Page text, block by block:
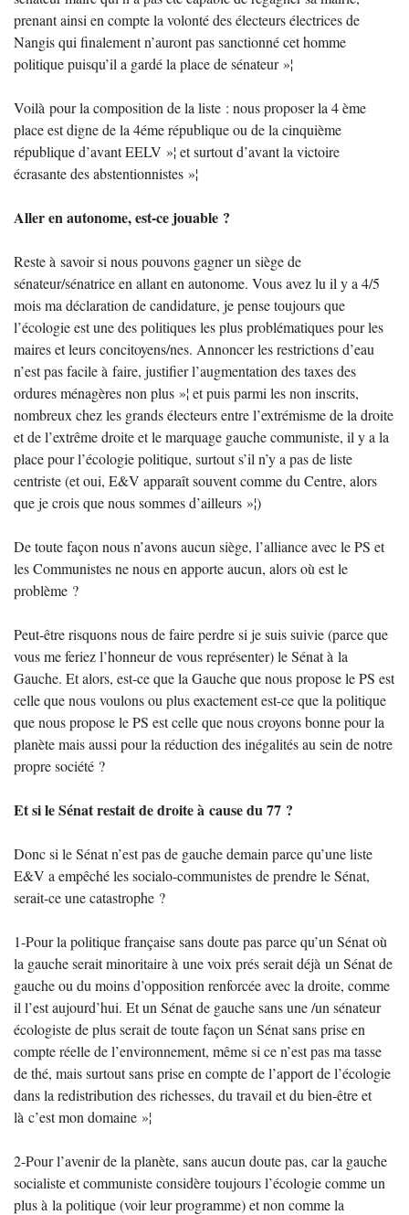
prenant ainsi en compte la volonté des électeurs électrices de
Nangis qui finalement n’auront pas sanctionné cet homme
politique puisqu’il a gardé la place de sénateur »¦
Voilà pour la composition de la liste : nous proposer la 4 ème
place est digne de la 4éme république ou de la cinquième
république d’avantEELV »¦ et surtout d’avant la victoire
écrasante des abstentionnistes »¦
Aller en autonome, est-ce jouable ?
Reste à savoir si nous pouvons gagner un siège de
sénateur/sénatrice en allant en autonome. Vous avez lu il y a 4/5
mois ma déclaration de candidature, je pense toujours que
l’écologie est une des politiques les plus problématiques pour les
maires et leurs concitoyens/nes. Annoncer les restrictions d’eau
n’est pas facile à faire, justifier l’augmentation des taxes des
ordures ménagères non plus »¦ et puis parmi les non inscrits,
nombreux chez les grands électeurs entre l’extrémisme de la droite
et de l’extrême droite et le marquage gauche communiste, il y a la
place pour l’écologie politique, surtout s’il n’y a pas de liste
centriste (et oui, E&V apparaît souvent comme du Centre, alors
que je crois que nous sommes d’ailleurs »¦)
De toute façon nous n’avons aucun siège, l’alliance avec lePS et
les Communistes ne nous en apporte aucun, alors où est le
problème ?
Peut-être risquons nous de faire perdre si je suis suivie (parce que
vous me feriez l’honneur de vous représenter) le Sénat à la
Gauche. Et alors, est-ce que la Gauche que nous propose lePS est
celle que nous voulons ou plus exactement est-ce que la politique
que nous propose lePS est celle que nous croyons bonne pour la
planète mais aussi pour la réduction des inégalités au sein de notre
propre société ?
Et si le Sénat restait de droite à cause du 77 ?
Donc si le Sénat n’est pas de gauche demain parce qu’une liste
E&V a empêché les socialo-communistes de prendre le Sénat,
serait-ce une catastrophe ?
1-Pour la politique française sans doute pas parce qu’un Sénat où
la gauche serait minoritaire à une voix prés serait déjà un Sénat de
gauche ou du moins d’opposition renforcée avec la droite, comme
il l’est aujourd’hui. Et un Sénat de gauche sans une /un sénateur
écologiste de plus serait de toute façon un Sénat sans prise en
compte réelle de l’environnement, même si ce n’est pas ma tasse
de thé, mais surtout sans prise en compte de l’apport de l’écologie
dans la redistribution des richesses, du travail et du bien-être et
là c’est mon domaine »¦
2-Pour l’avenir de la planète, sans aucun doute pas, car la gauche
socialiste et communiste considère toujours l’écologie comme un
plus à la politique (voir leur programme) et non comme la